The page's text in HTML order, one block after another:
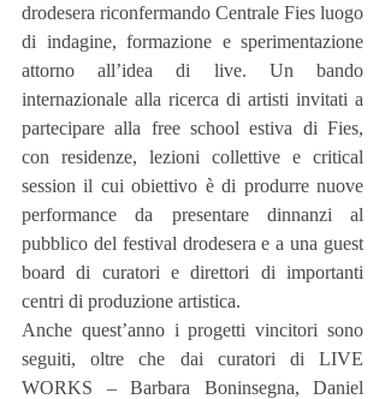
drodesera riconfermando Centrale Fies luogo
di indagine, formazione e sperimentazione
attorno all’idea di live. Un bando
internazionale alla ricerca di artisti invitati a
partecipare alla free school estiva di Fies,
con residenze, lezioni collettive e critical
session il cui obiettivo è di produrre nuove
performance da presentare dinnanzi al
pubblico del festival drodesera e a una guest
board di curatori e direttori di importanti
centri di produzione artistica.
Anche quest’anno i progetti vincitori sono
seguiti, oltre che dai curatori di LIVE
WORKS – Barbara Boninsegna, Daniel